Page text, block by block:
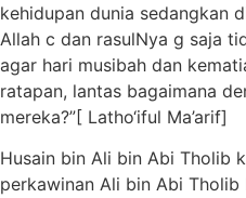
kehidupan dunia sedangkan
Allah c dan rasulNya g saja
agar hari musibah dan
ratapan, lantas bagaimana
mereka?”[ Latho‘iful ‎Ma’arif]
Husain bin Ali bin Abi Tholib
perkawinan Ali bin Abi